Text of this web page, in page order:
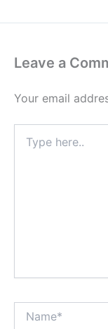
Leave a
Your email
here..